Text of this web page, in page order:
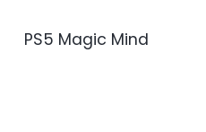
PS5 Magic Mind